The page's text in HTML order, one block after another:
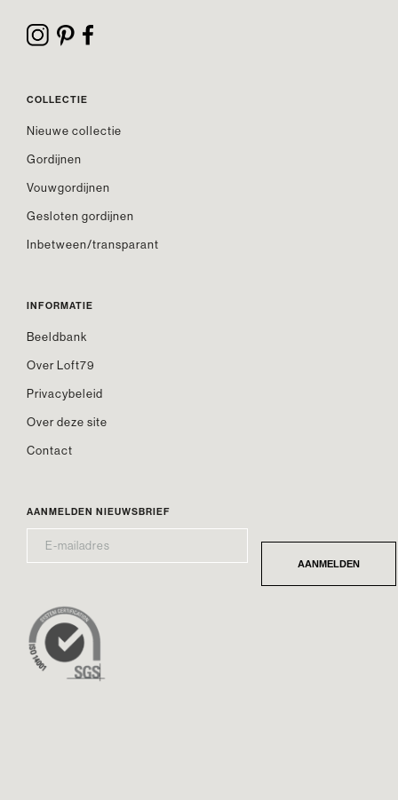
COLLECTIE
Nieuwe collectie
Gordijnen
Vouwgordijnen
Gesloten gordijnen
Inbetween/transparant
INFORMATIE
Beeldbank
Over Loft79
Privacybeleid
Over deze site
Contact
AANMELDEN NIEUWSBRIEF
MAILADRES* AANMELDEN